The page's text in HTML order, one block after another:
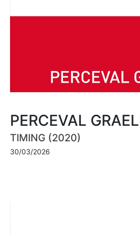
PERCEVAL
TIMING (2020)
30/03/2026